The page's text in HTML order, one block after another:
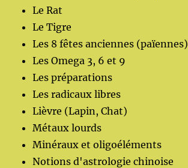
Le Rat
Le Tigre
Les 8 fêtes anciennes (païennes)
Les Omega 3, 6 et 9
Les préparations
Les radicaux libres
Lièvre (Lapin, Chat)
Métaux lourds
Minéraux et oligoéléments
Notions d'astrologie chinoise